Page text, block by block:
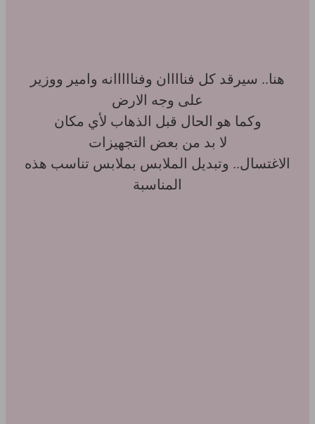
هنا.. سيرقد كل فناااان وفنااااانه وامير ووزير
على وجه الارض
وكما هو الحال قبل الذهاب لأي مكان
لا بد من بعض التجهيزات
الاغتسال.. وتبديل الملابس بملابس تناسب هذه
المناسبة